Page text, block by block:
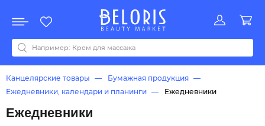
Акции
Все бренды
0-9ABCDEFGHIJKLMNOPQRSTUVWYZАБВДЗИМОКЛНПРСТУФ
Канцелярские товары
Бумажная продукция
Ежедневники, календари и планинги
Ежедневники
Ежедневники